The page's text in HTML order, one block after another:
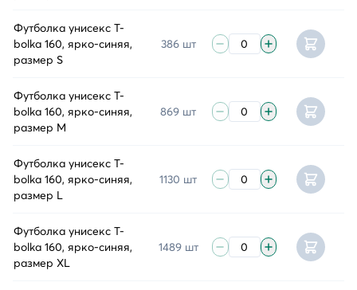
Футболка унисекс T-
bolka 160, ярко-синяя,
размер S
386 шт
Футболка унисекс T-
bolka 160, ярко-синяя,
размер M
869 шт
Футболка унисекс T-
bolka 160, ярко-синяя,
размер L
1130 шт
Футболка унисекс T-
bolka 160, ярко-синяя,
размер XL
1489 шт